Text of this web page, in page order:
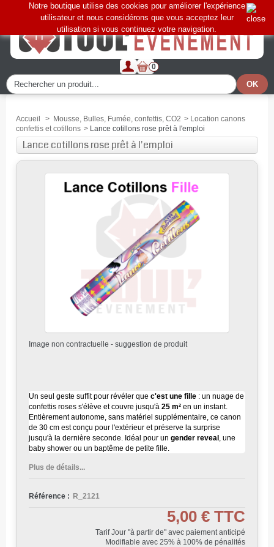
0
Notre boutique utilise des cookies pour améliorer l'expérience
utilisateur et nous considérons que vous acceptez leur
utilisation si vous continuez votre navigation.
Accueil > Mousse, Bulles, Fumée, confettis, CO2 > Location canons
confettis et cotillons > Lance cotillons rose prêt à l'emploi
Lance cotillons rose prêt à l'emploi
Image non contractuelle - suggestion de produit
Un seul geste suffit pour révéler que c'est une fille : un nuage de
confettis roses s'élève et couvre jusqu'à 25 m² en un instant.
Entièrement autonome, sans matériel supplémentaire, ce canon
de 30 cm est conçu pour l'extérieur et préserve la surprise
jusqu'à la dernière seconde. Idéal pour un gender reveal , une
baby shower ou un baptême de petite fille.
Plus de détails...
Référence : R_2121
5,00 € TTC
Tarif Jour "à partir de" avec paiement anticipé
Modifiable avec 25% à 100% de pénalités